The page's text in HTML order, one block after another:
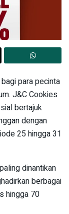
para pecinta
J&C Cookies
bertajuk
dengan
25 hingga 31
dinantikan
berbagai
hingga 70